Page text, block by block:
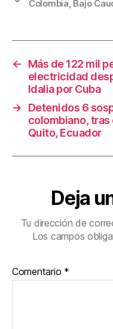
e
o
k
er
Colombia, Bajo
←
Más de 122 mil
electricidad
Idalia por Cuba
→
Detenidos 6
colombiano,
Quito, Ecuador
Deja
Tu dirección de
Los campos
Comentario *